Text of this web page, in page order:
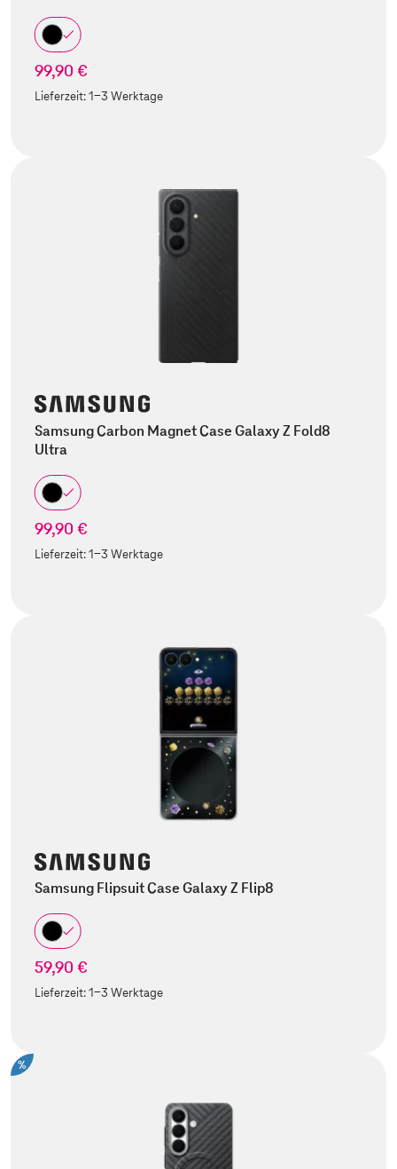
99,90 €
Lieferzeit:1-3 Werktage
Samsung Carbon Magnet Case Galaxy Z Fold8
Ultra
99,90 €
Lieferzeit:1-3 Werktage
Samsung Flipsuit Case Galaxy Z Flip8
59,90 €
Lieferzeit:1-3 Werktage
%